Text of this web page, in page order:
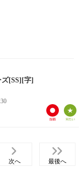
[SS][字]
次へ 最後へ